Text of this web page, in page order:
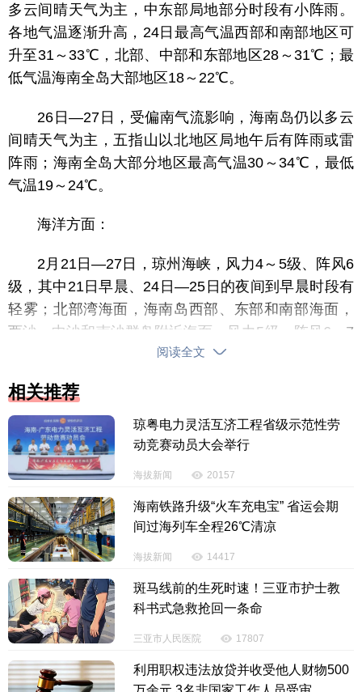
多云间晴天气为主，中东部局地部分时段有小阵雨。
各地气温逐渐升高，24日最高气温西部和南部地区可
升至31～33℃，北部、中部和东部地区28～31℃；最
低气温海南全岛大部地区18～22℃。
26日—27日，受偏南气流影响，海南岛仍以多云
间晴天气为主，五指山以北地区局地午后有阵雨或雷
阵雨；海南全岛大部分地区最高气温30～34℃，最低
气温19～24℃。
海洋方面：
2月21日—27日，琼州海峡，风力4～5级、阵风6
级，其中21日早晨、24日—25日的夜间到早晨时段有
轻雾；北部湾海面，海南岛西部、东部和南部海面，
西沙、中沙和南沙群岛附近海面，风力5级、阵风6～7
未来一周春运气象条件预报
海南全省主要路段交通气象预报：
2月21日—27日，海南岛主要路段以多云间晴天气
为主，局地部分时段有阵雨或雷阵雨，有雨时可能出
现能见度降低、道路湿滑的情况，交通运输气象条件
一般；其余时段交通运输气象条件良好。
琼州海峡通航气象条件预报：
2月21日—27日，琼州海峡风力4～5级、阵风6
级，其中21日早晨、24日—25日的夜间到早晨时段有
轻雾，通航气象条件总体良好。
阅读全文
相关推荐
琼粤电力灵活互济工程省级示范性劳
动竞赛动员大会举行
海拔新闻 20157
海南铁路升级“火车充电宝” 省运会期
间过海列车全程26℃清凉
海拔新闻 14417
斑马线前的生死时速！三亚市护士教
科书式急救抢回一条命
三亚市人民医院 17807
利用职权违法放贷并收受他人财物500